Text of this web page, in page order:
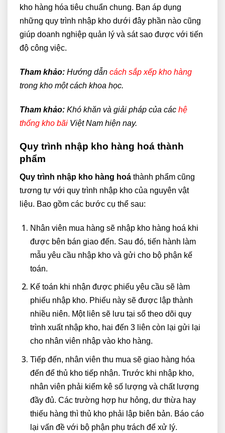
kho hàng hóa tiêu chuẩn chung. Bạn áp dụng
những quy trình nhập kho dưới đây phần nào cũng
giúp doanh nghiệp quản lý và sát sao được với tiến
độ công việc.
Tham khảo: Hướng dẫn cách sắp xếp kho hàng
trong kho một cách khoa học.
Tham khảo: Khó khăn và giải pháp của các hệ
thống kho bãi Việt Nam hiện nay.
Quy trình nhập kho hàng hoá thành
phẩm
Quy trình nhập kho hàng hoá thành phẩm cũng
tương tự với quy trình nhập kho của nguyên vật
liệu. Bao gồm các bước cụ thể sau:
Nhân viên mua hàng sẽ nhập kho hàng hoá khi
được bên bán giao đến. Sau đó, tiến hành làm
mẫu yêu cầu nhập kho và gửi cho bộ phận kế
toán.
Kế toán khi nhận được phiếu yêu cầu sẽ làm
phiếu nhập kho. Phiếu này sẽ được lập thành
nhiều niên. Một liên sẽ lưu tại sổ theo dõi quy
trình xuất nhập kho, hai đến 3 liên còn lại gửi lại
cho nhân viên nhập vào kho hàng.
Tiếp đến, nhân viên thu mua sẽ giao hàng hóa
đến để thủ kho tiếp nhận. Trước khi nhập kho,
nhân viên phải kiểm kê số lượng và chất lượng
đầy đủ. Các trường hợp hư hỏng, dư thừa hay
thiếu hàng thì thủ kho phải lập biên bản. Báo cáo
lại vấn đề với bộ phận phụ trách để xử lý.